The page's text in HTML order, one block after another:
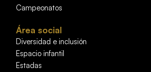
Campeonatos
Área social
Diversidad e inclusión
Espacio infantil
Estadas